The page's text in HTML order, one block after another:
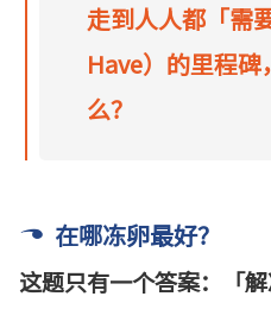
走到人人都「需
Have）的里程
么？
在哪冻卵最好？
这题只有一个答案：「